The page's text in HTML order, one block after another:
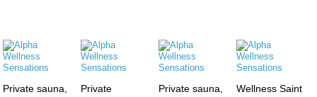
Private sauna,
Private
Private sauna,
Wellness Saint